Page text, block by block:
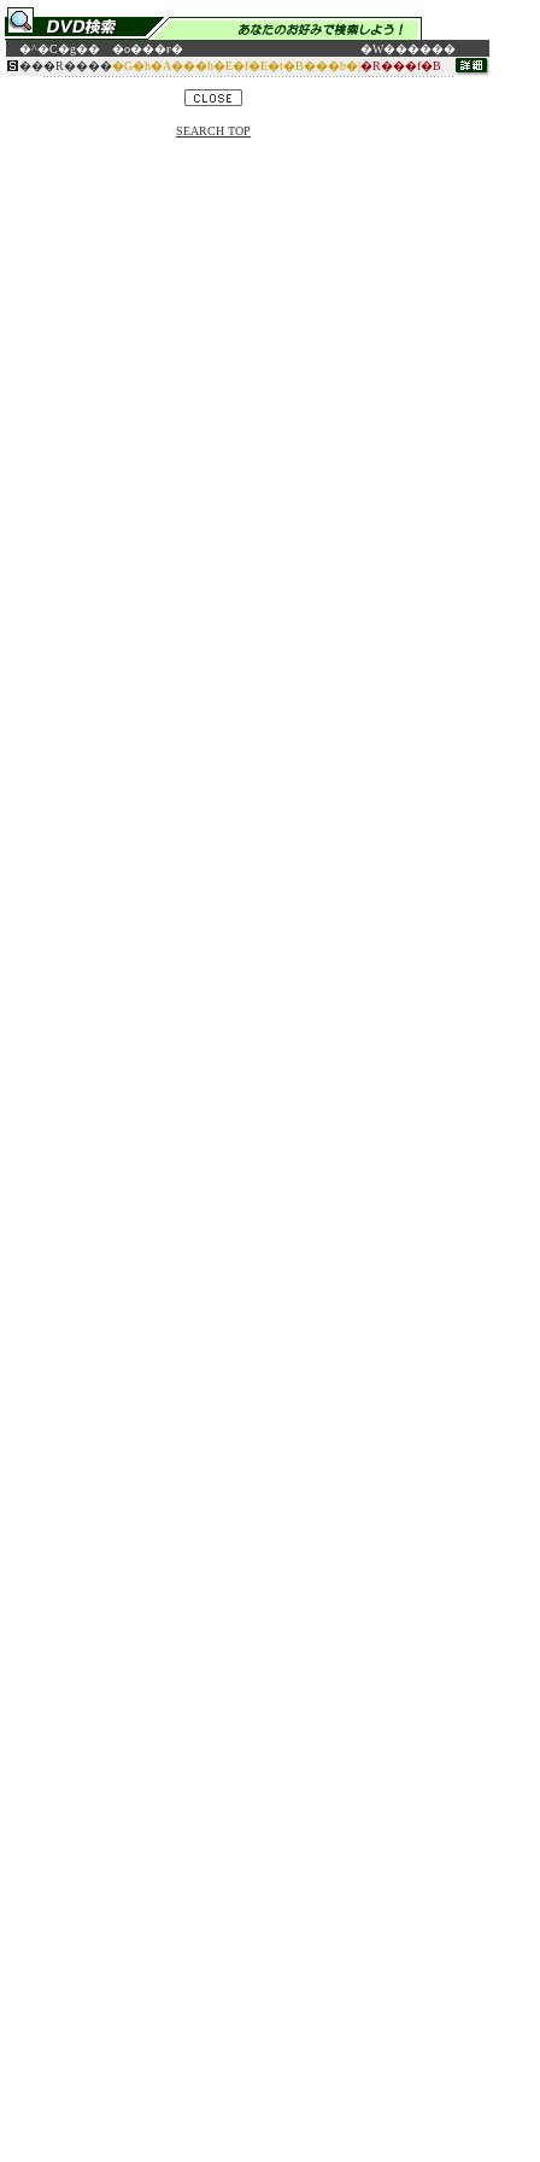
�^�C�g�� �o���ғ�
�W������
���R�����G�h�A���h�E�f�E�t�B���b�|�R���f�B
SEARCH TOP